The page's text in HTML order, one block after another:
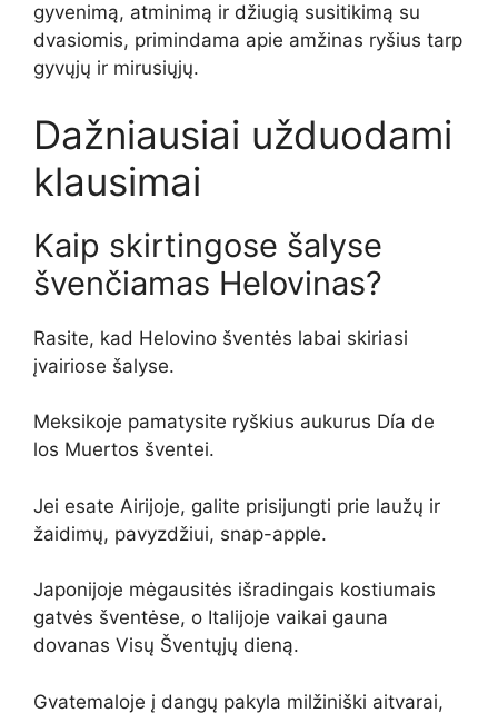
gyvenimą, atminimą ir džiugią susitikimą su
dvasiomis, primindama apie amžinas ryšius tarp
gyvųjų ir mirusiųjų.
Dažniausiai užduodami
klausimai
Kaip skirtingose šalyse
švenčiamas Helovinas?
Rasite, kad Helovino šventės labai skiriasi
įvairiose šalyse.
Meksikoje pamatysite ryškius aukurus Día de
los Muertos šventei.
Jei esate Airijoje, galite prisijungti prie laužų ir
žaidimų, pavyzdžiui, snap-apple.
Japonijoje mėgausitės išradingais kostiumais
gatvės šventėse, o Italijoje vaikai gauna
dovanas Visų Šventųjų dieną.
Gvatemaloje į dangų pakyla milžiniški aitvarai,